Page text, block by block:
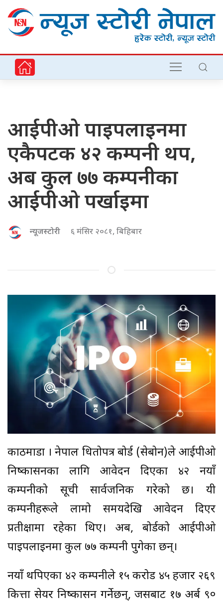
आईपीओ पाइपलाइनमा
एकैपटक ४२ कम्पनी थप,
अब कुल ७७ कम्पनीका
आईपीओ पर्खाइमा
न्यूजस्टोरी ६ मंसिर २०८१, बिहिबार
काठमाडौं । नेपाल धितोपत्र बोर्ड (सेबोन)ले आईपीओ
निष्कासनका लागि आवेदन दिएका ४२ नयाँ
कम्पनीको सूची सार्वजनिक गरेको छ। यी
कम्पनीहरूले लामो समयदेखि आवेदन दिएर
प्रतीक्षामा रहेका थिए। अब, बोर्डको आईपीओ
पाइपलाइनमा कुल ७७ कम्पनी पुगेका छन्।
नयाँ थपिएका ४२ कम्पनीले १५ करोड ४५ हजार २६९
कित्ता सेयर निष्कासन गर्नेछन्, जसबाट १७ अर्ब ९०